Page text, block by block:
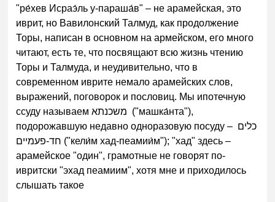
"ре́хев Исраэ́ль у-параша́в" – не арамейская, это
иврит, но Вавилонский Талмуд, как продолжение
Торы, написан в основном на армейском, его много
читают, есть те, что посвящают всю жизнь чтению
Торы и Талмуда, и неудивительно, что в
современном иврите немало арамейских слов,
выражений, поговорок и пословиц. Мы ипотечную
ссуду называем משכנתא ("машка́нта"),
подорожавшую недавно одноразовую посуду – כלים
חד-פעמיים ("кели́м хад-пеамии́м"); "хад" здесь –
арамейское "один", грамотные не говорят по-
ивритски "эхад пеамиим", хотя мне и приходилось
слышать такое